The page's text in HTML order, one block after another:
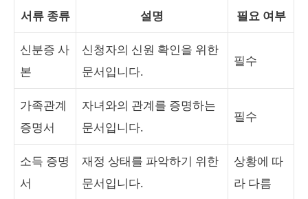
서류 종류 설명 필요 여부
신분증 사
본
신청자의 신원 확인을 위한
문서입니다.
필수
가족관계
증명서
자녀와의 관계를 증명하는
문서입니다.
필수
소득 증명
서
재정 상태를 파악하기 위한
문서입니다.
상황에 따
라 다름